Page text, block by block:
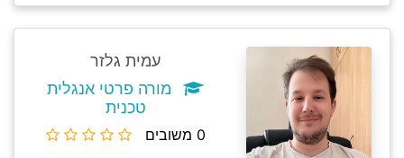
עמית גלזר
מורה פרטי אנגלית
טכנית
0 משובים